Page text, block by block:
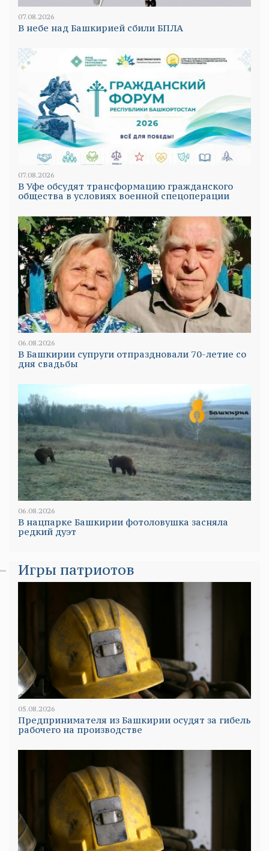
07.08.2026
В небе над Башкирией сбили БПЛА
07.08.2026
В Уфе обсудят трансформацию гражданского
общества в условиях военной спецоперации
06.08.2026
В Башкирии супруги отпраздновали 70-летие со
дня свадьбы
06.08.2026
В нацпарке Башкирии фотоловушка засняла
редкий дуэт
Игры патриотов
05.08.2026
Предпринимателя из Башкирии осудят за гибель
рабочего на производстве